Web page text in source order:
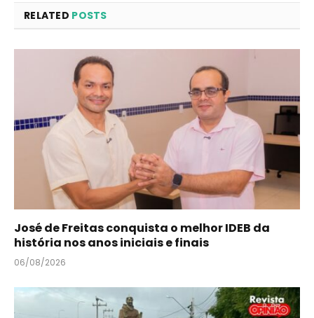
RELATED POSTS
José de Freitas conquista o melhor IDEB da
história nos anos iniciais e finais
06/08/2026